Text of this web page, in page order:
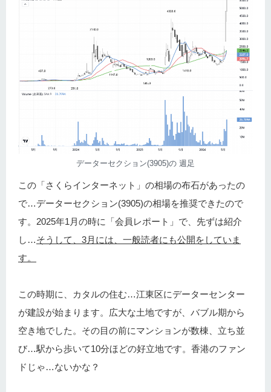
データーセクション(3905)の 週足
この「さくらインターネット」の相場の布石があったの
で…データーセクション(3905)の相場を推奨できたので
す。2025年1月の時に「会員レポート」で、先ずは紹介
し…そうして、3月には、一般読者にも公開をしていま
す。
この時期に、カタルの住む…江東区にデーターセンター
が建設が始まります。広大な土地ですが、バブル期から
空き地でした。その目の前にマンションが数棟、立ち並
び…駅から歩いて10分ほどの好立地です。香港のファン
ドじゃ…ないかな？